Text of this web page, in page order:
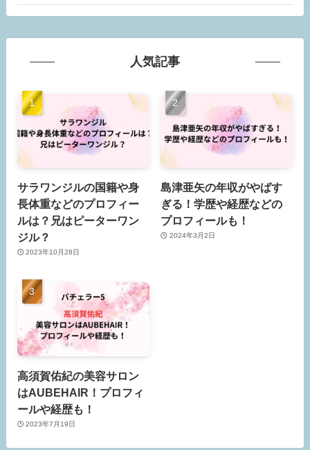
人気記事
サラワンジルの国籍や身
長体重などのプロフィー
ルは？兄はピーターワン
ジル？
2023年10月28日
島津亜矢の年収がやばす
ぎる！学歴や経歴などの
プロフィールも！
2024年3月2日
高須賀佑紀の美容サロン
はAUBEHAIR！プロフィ
ールや経歴も！
2023年7月19日